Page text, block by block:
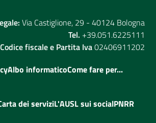
Via Castiglione, 29 - 40124 Bologna
Tel. +39.051.6225111
Codice fiscale e Partita Iva02406911202
Albo informaticoCome fare per...
dei serviziL'AUSL sui socialPNRR